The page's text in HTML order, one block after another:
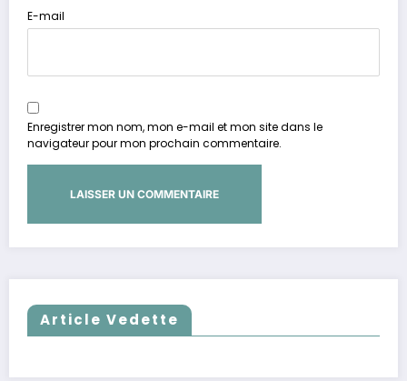
E-mail
Enregistrer mon nom, mon e-mail et mon site dans le
navigateur pour mon prochain commentaire.
Article Vedette